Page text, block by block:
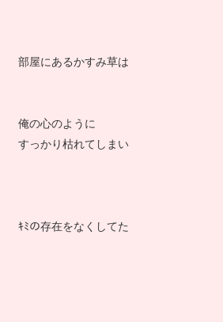
部屋にあるかすみ草は
俺の心のように
すっかり枯れてしまい
ｷﾐの存在をなくしてた